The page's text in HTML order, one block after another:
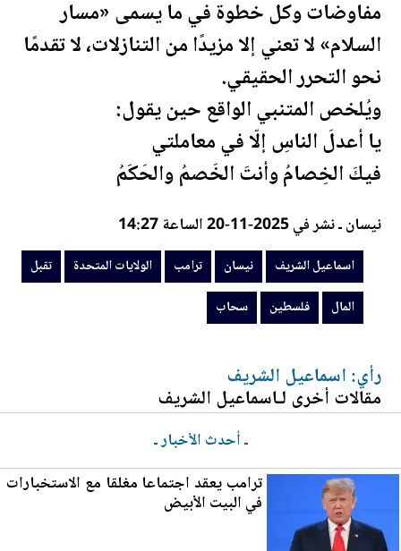
مفاوضات وكل خطوة في ما يسمى «مسار
السلام» لا تعني إلا مزيدًا من التنازلات، لا تقدمًا
نحو التحرر الحقيقي.
ويُلخص المتنبي الواقع حين يقول:
يا أعدلَ الناسِ إلّا في معاملتي
فيكَ الخِصامُ وأنتَ الخَصمُ والحَكَمُ
نيسان ـ نشر في 2025-11-20 الساعة 14:27
اسماعيل الشريف نيسان ترامب الولايات المتحدة
تقبل
المال
فلسطين سحاب
رأي: اسماعيل الشريف
مقالات أخرى لـاسماعيل الشريف
ـ أحدث الأخبار ـ
ترامب يعقد اجتماعا مغلقا مع الاستخبارات
في البيت الأبيض